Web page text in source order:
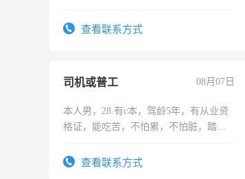
查看联系方式
司机或普工 08月07日
本人男，28.有c本，驾龄5年，有从业资
格证，能吃苦，不怕累，不怕脏，踏
查看联系方式